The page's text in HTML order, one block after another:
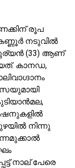
രൂപ
കണ്ണൂർ നടുവിൽ
കുര്യൻ (33) ആണ്
കാനഡ,
നിന്നു
നാല് പേരെ